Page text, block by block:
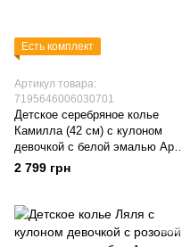
Есть комплект
Артикул товара:
7195646006030701
Детское серебряное колье
Камилла (42 см) с кулоном
девочкой с белой эмалью Арт.
5646uuk
2 799 грн